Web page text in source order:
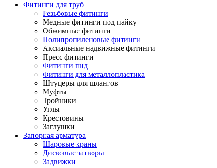
Фитинги для труб
Резьбовые фитинги
Медные фитинги под пайку
Обжимные фитинги
Полипропиленовые фитинги
Аксиальные надвижные фитинги
Пресс фитинги
Фитинги пнд
Фитинги для металлопластика
Штуцеры для шлангов
Муфты
Тройники
Углы
Крестовины
Заглушки
Запорная арматура
Шаровые краны
Дисковые затворы
Задвижки